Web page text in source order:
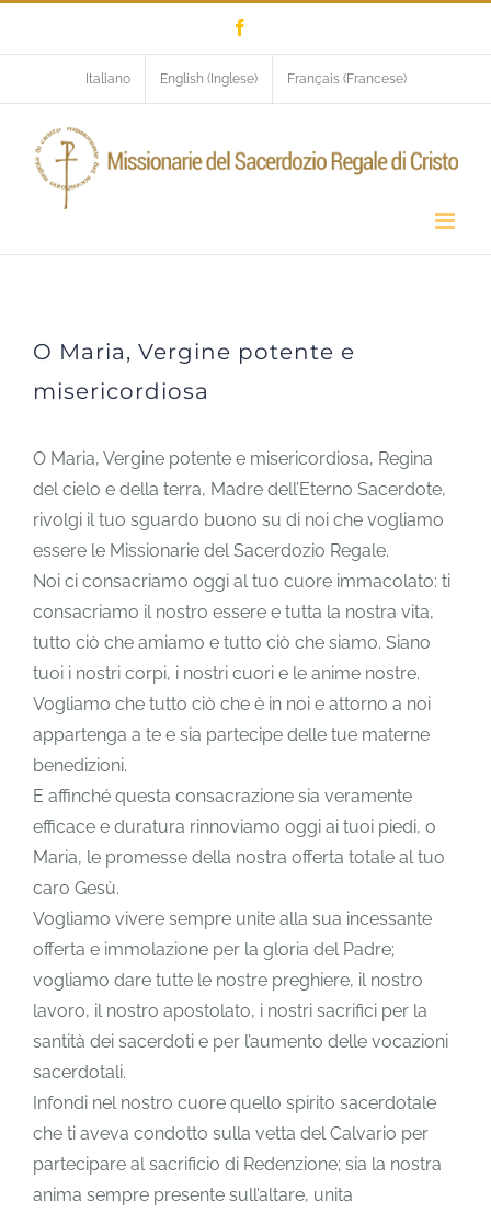
Italiano English (Inglese) Français(Francese)
O Maria, Vergine potente e
misericordiosa
O Maria, Vergine potente e misericordiosa, Regina
del cielo e della terra, Madre dell’Eterno Sacerdote,
rivolgi il tuo sguardo buono su di noi che vogliamo
essere le Missionarie del Sacerdozio Regale.
Noi ci consacriamo oggi al tuo cuore immacolato: ti
consacriamo il nostro essere e tutta la nostra vita,
tutto ciò che amiamo e tutto ciò che siamo. Siano
tuoi i nostri corpi, i nostri cuori e le anime nostre.
Vogliamo che tutto ciò che è in noi e attorno a noi
appartenga a te e sia partecipe delle tue materne
benedizioni.
E affinché questa consacrazione sia veramente
efficace e duratura rinnoviamo oggi ai tuoi piedi, o
Maria, le promesse della nostra offerta totale al tuo
caro Gesù.
Vogliamo vivere sempre unite alla sua incessante
offerta e immolazione per la gloria del Padre;
vogliamo dare tutte le nostre preghiere, il nostro
lavoro, il nostro apostolato, i nostri sacrifici per la
santità dei sacerdoti e per l’aumento delle vocazioni
sacerdotali.
Infondi nel nostro cuore quello spirito sacerdotale
che ti aveva condotto sulla vetta del Calvario per
partecipare al sacrificio di Redenzione; sia la nostra
anima sempre presente sull’altare, unita